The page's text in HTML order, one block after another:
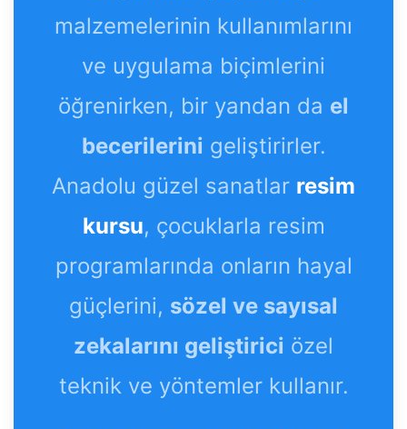
malzemelerinin kullanımlarını
ve uygulama biçimlerini
öğrenirken, bir yandan da el
becerilerini geliştirirler.
Anadolu güzel sanatlar resim
kursu, çocuklarla resim
programlarında onların hayal
güçlerini, sözel ve sayısal
zekalarını geliştirici özel
teknik ve yöntemler kullanır.